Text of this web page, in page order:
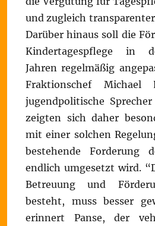
und zugleich
Darüber hinaus soll die
Kindertagespflege in
Jahren regelmäßig
Fraktionschef
jugendpolitische
zeigten sich daher
mit einer solchen
bestehende Forderung
endlich umgesetzt wird.
Betreuung und
besteht, muss besser
erinnert Panse, der